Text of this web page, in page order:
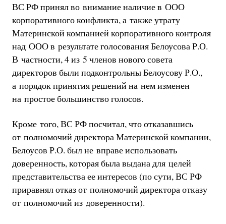
ВС РФ принял во внимание наличие в ООО
корпоративного конфликта, а также утрату
Материнской компанией корпоративного контроля
над ООО в результате голосования Белоусова Р.О.
В частности, 4 из 5 членов нового совета
директоров были подконтрольны Белоусову Р.О.,
а порядок принятия решений на нем изменен
на простое большинство голосов.
Кроме того, ВС РФ посчитал, что отказавшись
от полномочий директора Материнской компании,
Белоусов Р.О. был не вправе использовать
доверенность, которая была выдана для целей
представительства ее интересов (по сути, ВС РФ
приравнял отказ от полномочий директора отказу
от полномочий из доверенности).